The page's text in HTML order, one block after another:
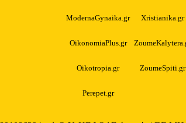
ModernaGynaika.gr Xristianika.gr
OikonomiaPlus.gr
Oikotropia.gr ZoumeSpiti.gr
Perepet.gr